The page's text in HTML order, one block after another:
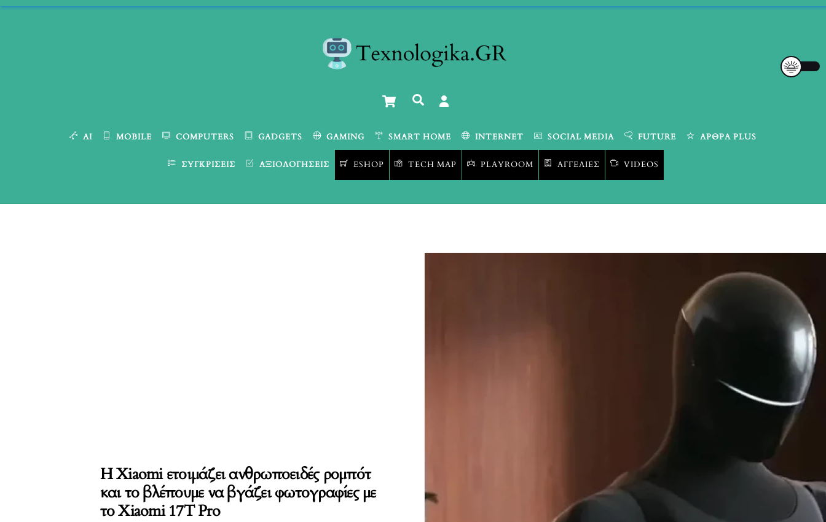
Skip
Cart Αναζήτηση
AI MOBILE COMPUTERS GADGETS GAMING SMART HOME INTERNET SOCIAL MEDIA FUTURE ΆΡΘΡΑ PLUS
ΣΥΓΚΡΊΣΕΙΣ ΑΞΙΟΛΟΓΉΣΕΙΣ ESHOP TECH MAP PLAYROOM ΑΓΓΕΛΊΕΣ VIDEOS
Η Xiaomi ετοιμάζει ανθρωποειδές ρομπότ
και το βλέπουμε να βγάζει φωτογραφίες με
το Xiaomi 17T Pro